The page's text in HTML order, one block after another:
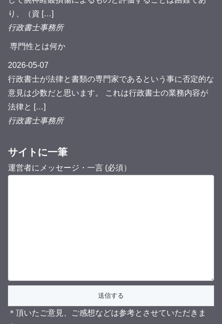
り、（資 […]
行政書士事務所
専門性とは何か
2026-05-07
行政書士が法律と書類の専門家であるという事に否定的な
意見は少数だと思います。 これは行政書士の業務内容が
法律と […]
行政書士事務所
サイトに一筆
運営者にメッセージ・一言 (必須）
＊頂いたご意見、ご感想などは参考とさせていただきま